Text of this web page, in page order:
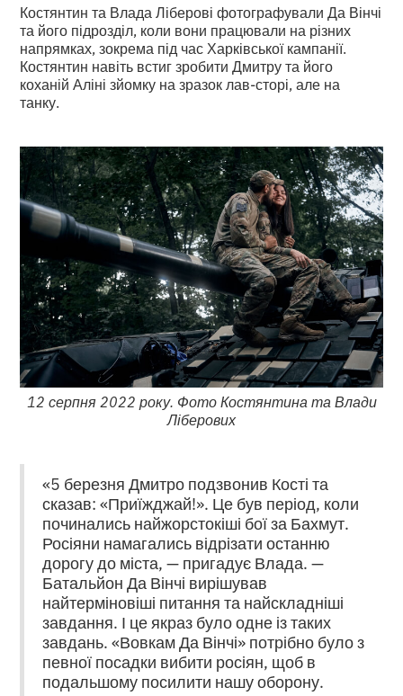
Костянтин та Влада Ліберові фотографували Да Вінчі
та його підрозділ, коли вони працювали на різних
напрямках, зокрема під час Харківської кампанії.
Костянтин навіть встиг зробити Дмитру та його
коханій Аліні зйомку на зразок лав-сторі, але на
танку.
12 серпня 2022 року. Фото Костянтина та Влади
Ліберових
«5 березня Дмитро подзвонив Кості та
сказав: «Приїжджай!». Це був період, коли
починались найжорстокіші бої за Бахмут.
Росіяни намагались відрізати останню
дорогу до міста, — пригадує Влада. —
Батальйон Да Вінчі вирішував
найтерміновіші питання та найскладніші
завдання. І це якраз було одне із таких
завдань. «Вовкам Да Вінчі» потрібно було з
певної посадки вибити росіян, щоб в
подальшому посилити нашу оборону.